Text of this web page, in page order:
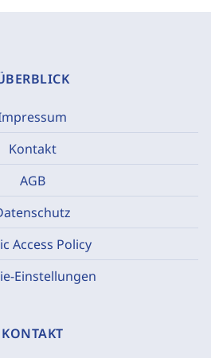
Kontakt
AGB
Access Policy
Einstellungen
KONTAKT